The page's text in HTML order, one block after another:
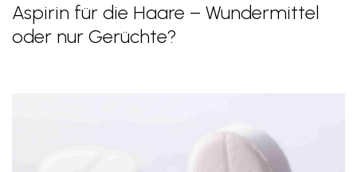
Aspirin für die Haare – Wundermittel
oder nur Gerüchte?